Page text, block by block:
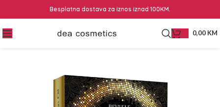
Besplatna dostava za iznos iznad 100KM.
0,00 KM